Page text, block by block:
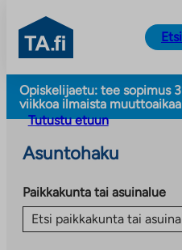
Siirry
sisältöön
TA.fi
Opiskelijaetu: tee sopimus
viikkoa ilmaista
Tutustu etuun
Asuntohaku
Paikkakunta tai asuinalue
Etsi paikkakunta tai